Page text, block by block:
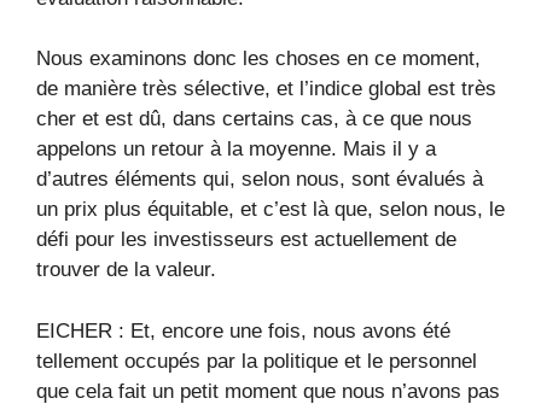
Nous examinons donc les choses en ce moment,
de manière très sélective, et l’indice global est très
cher et est dû, dans certains cas, à ce que nous
appelons un retour à la moyenne. Mais il y a
d’autres éléments qui, selon nous, sont évalués à
un prix plus équitable, et c’est là que, selon nous, le
défi pour les investisseurs est actuellement de
trouver de la valeur.
EICHER : Et, encore une fois, nous avons été
tellement occupés par la politique et le personnel
que cela fait un petit moment que nous n’avons pas